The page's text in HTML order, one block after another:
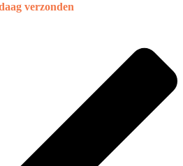
verzonden